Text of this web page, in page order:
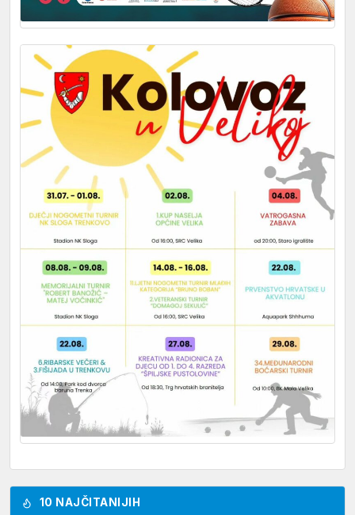
10 NAJČITANIJIH